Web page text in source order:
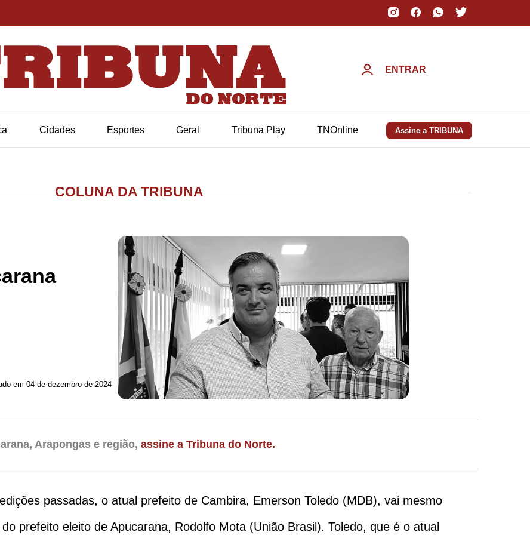
ENTRAR
Cidades Esportes Geral Tribuna Play TNOnline Assine a TRIBUNA
COLUNA DA TRIBUNA
em 04 de dezembro de 2024
Arapongas e região, assine a Tribuna do Norte.
passadas, o atual prefeito de Cambira, Emerson Toledo (MDB), vai mesmo
prefeito eleito de Apucarana, Rodolfo Mota (União Brasil). Toledo, que é o atual